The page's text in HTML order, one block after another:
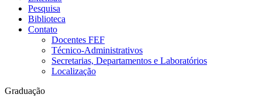
Pesquisa
Biblioteca
Contato
Docentes FEF
Técnico-Administrativos
Secretarias, Departamentos e Laboratórios
Localização
Graduação